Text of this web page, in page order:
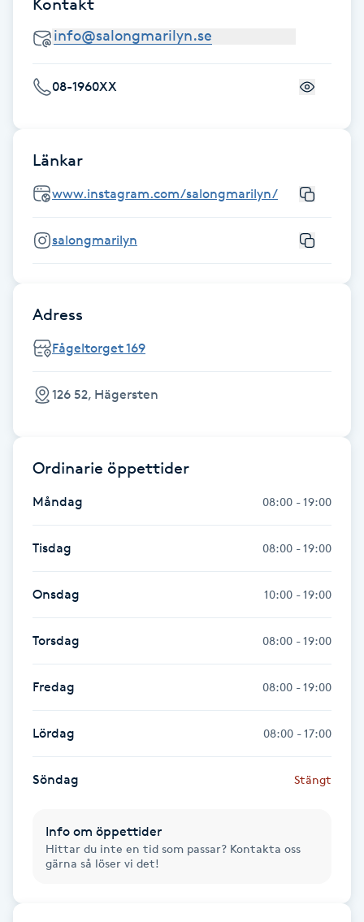
Hyperhidros
Hypnos
Hårborttagning
Hårvård
Hälsa
Hälsprickor
Katun fransar
Kemisk peeling
Keratinbehandling
Kinesiologi
Kontakt
08-1960XX
Länkar
www.instagram.com/salongmarilyn/
salongmarilyn
Adress
Fågeltorget 169
126 52, Hägersten
Ordinarie öppettider
Måndag 08:00 - 19:00
Tisdag 08:00 - 19:00
Onsdag 10:00 - 19:00
Torsdag 08:00 - 19:00
Fredag 08:00 - 19:00
Lördag 08:00 - 17:00
Söndag Stängt
Info om öppettider
Hittar du inte en tid som passar? Kontakta oss
gärna så löser vi det!